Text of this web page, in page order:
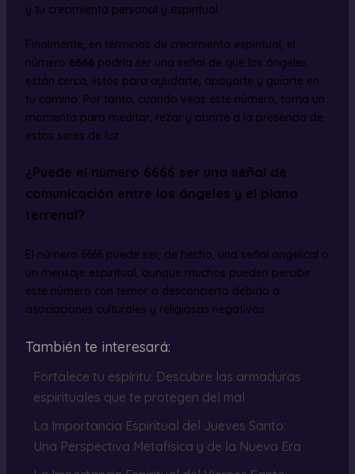
y tu crecimiento personal y espiritual.
Finalmente, en términos de crecimiento espiritual, el
número 6666podría ser una señal de que los ángeles
están cerca, listos para ayudarte, apoyarte y guiarte en
tu camino. Por tanto, cuando veas este número, toma un
momento para meditar, rezar y abrirte a la presencia de
estos seres de luz.
¿Puede el número 6666 ser una señal de
comunicación entre los ángeles y el plano
terrenal?
El número 6666 puede ser, de hecho, una señal angelical o
un mensaje espiritual, aunque muchos pueden percibir
este número con temor o desconcierto debido a
asociaciones culturales y religiosas negativas.
También te interesará:
Fortalece tu espíritu: Descubre las armaduras
espirituales que te protegen del mal
La Importancia Espiritual del Jueves Santo:
Una Perspectiva Metafísica y de la Nueva Era